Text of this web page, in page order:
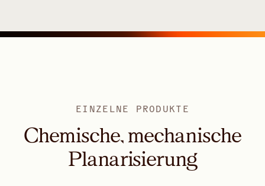
EINZELNE PRODUKTE
Chemische, mechanische
Planarisierung